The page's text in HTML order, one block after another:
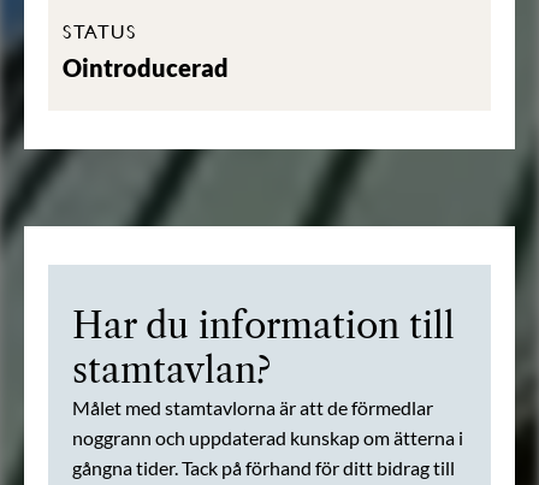
STATUS
Ointroducerad
Har du information till
stamtavlan?
Målet med stamtavlorna är att de förmedlar
noggrann och uppdaterad kunskap om ätterna i
gångna tider. Tack på förhand för ditt bidrag till